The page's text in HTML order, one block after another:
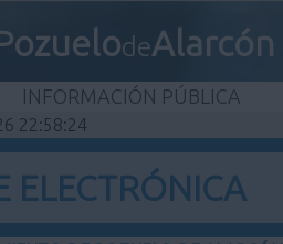
deAlarcón
INFORMACIÓN PÚBLICA
22:58:24
ELECTRÓNICA